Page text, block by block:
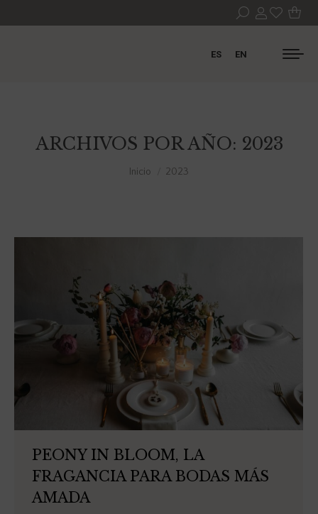
ES EN
ARCHIVOS POR AÑO: 2023
Estás aquí:
Inicio 2023
PEONY IN BLOOM, LA
FRAGANCIA PARA BODAS MÁS
AMADA